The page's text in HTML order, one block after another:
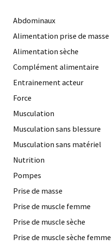
Abdominaux
Alimentation prise de masse
Alimentation sèche
Complément alimentaire
Entrainement acteur
Force
Musculation
Musculation sans blessure
Musculation sans matériel
Nutrition
Pompes
Prise de masse
Prise de muscle femme
Prise de muscle sèche
Prise de muscle sèche femme